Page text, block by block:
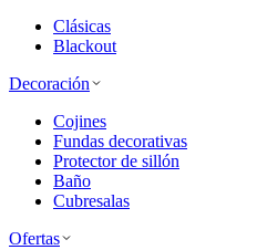
Clásicas
Blackout
Decoración
Cojines
Fundas decorativas
Protector de sillón
Baño
Cubresalas
Ofertas